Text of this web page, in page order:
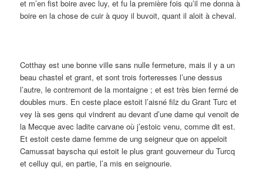
et m’en fist boire avec luy, et fu la première fois qu’il me donna à
boire en la chose de cuir à quoy il buvoit, quant il aloit à cheval.
Cotthay est une bonne ville sans nulle fermeture, mais il y a un
beau chastel et grant, et sont trois forteresses l’une dessus
l’autre, le contremont de la montaigne ; et est très bien fermé de
doubles murs. En ceste place estoit l’aisné filz du Grant Turc et
vey là ses gens qui vindrent au devant d’une dame qui venoit de
la Mecque avec ladite carvane où j’estoic venu, comme dit est.
Et estoit ceste dame femme de ung seigneur que on appeloit
Camussat bayscha qui estoit le plus grant gouverneur du Turcq
et celluy qui, en partie, l’a mis en seignourie.